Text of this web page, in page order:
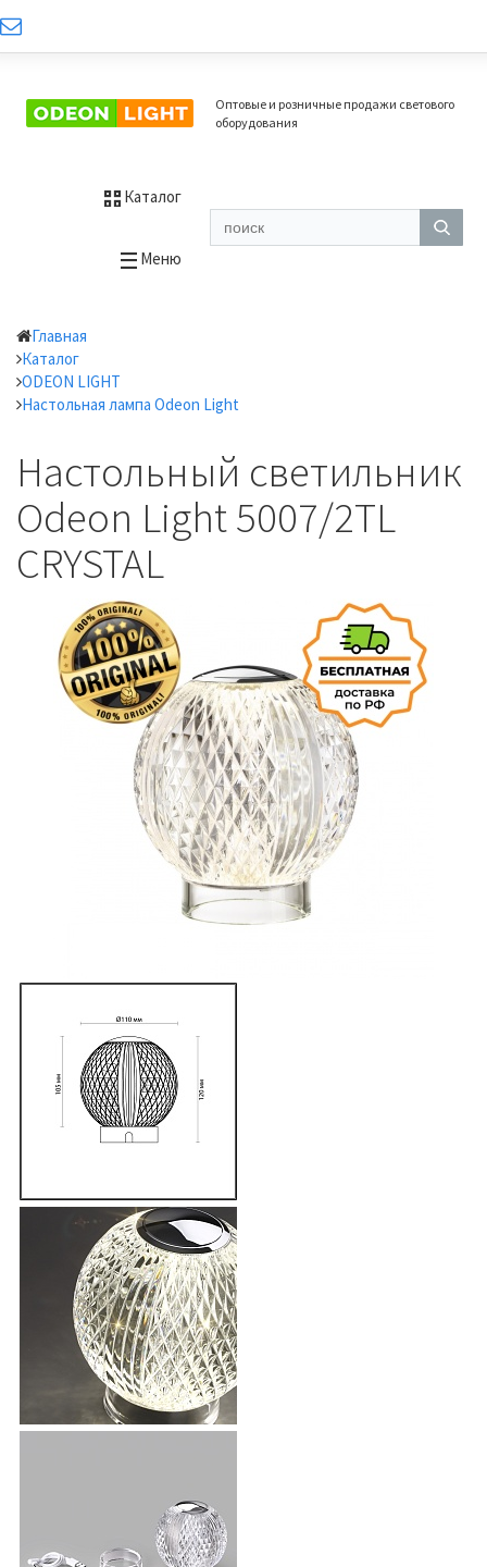
Оптовые и розничные продажи светового
оборудования
Каталог
Меню
Главная
Каталог
ODEON LIGHT
Настольная лампа Odeon Light
Настольный светильник
Odeon Light 5007/2TL
CRYSTAL